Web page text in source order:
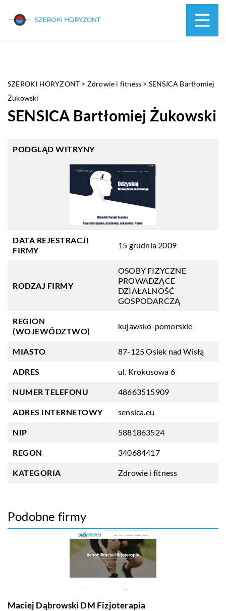
SZEROKI HORYZONT > Zdrowie i fitness > SENSICA Bartłomiej
Żukowski
SENSICA Bartłomiej Żukowski
PODGLĄD WITRYNY
DATA REJESTRACJI
FIRMY
15 grudnia 2009
RODZAJ FIRMY
OSOBY FIZYCZNE
PROWADZĄCE
DZIAŁALNOŚĆ
GOSPODARCZĄ
REGION
(WOJEWÓDZTWO)
kujawsko-pomorskie
MIASTO 87-125 Osiek nad Wisłą
ADRES ul. Krokusowa 6
NUMER TELEFONU 48663515909
ADRES INTERNETOWY sensica.eu
NIP 5881863524
REGON 340684417
KATEGORIA Zdrowie i fitness
Podobne firmy
Maciej Dąbrowski DM Fizjoterapia